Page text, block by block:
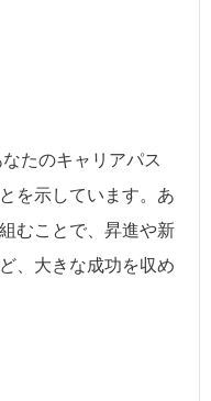
たのキャリアパス
を示しています。あ
むことで、昇進や新
、大きな成功を収め